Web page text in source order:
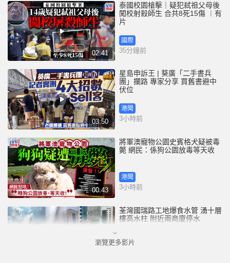
02:41
泰國校園槍擊｜疑犯弒祖父母後
闖校射殺師生 合共8死15傷 ︱有
片
國際
35分鐘前
03:50
星島申訴王 | 葵廣「二手書兵
團」攔路 專家分享 買舊書避中
伏位
港聞
3小時前
00:43
將軍澳寵物公園史賓格犬疑被毒
斃 網民：係狗公園放毒等天收
港聞
3小時前
荃灣國瑞路工地爆食水管 湧十層
樓高水柱 附近兩商廈停水
港聞
瀏覽更多影片